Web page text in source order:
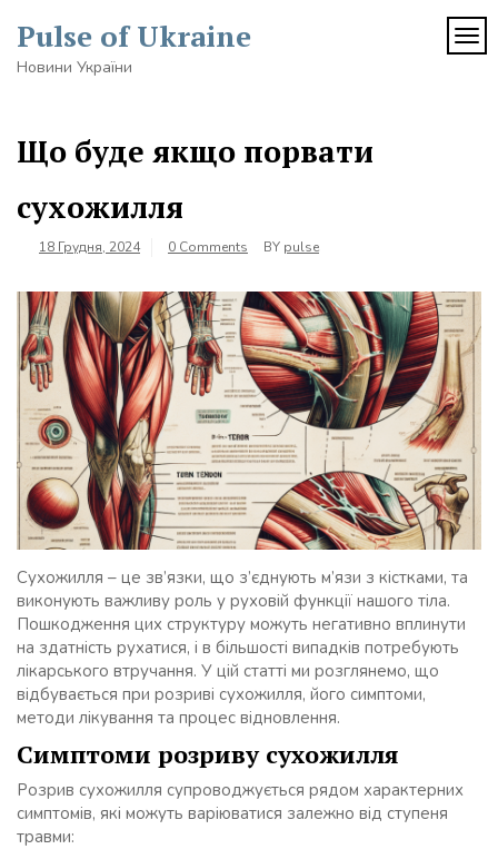
content
Pulse of Ukraine
Новини України
Що буде якщо порвати
сухожилля
18 Грудня, 2024 0 Comments BY pulse
Сухожилля – це зв’язки, що з’єднують м’язи з кістками, та
виконують важливу роль у руховій функції нашого тіла.
Пошкодження цих структуру можуть негативно вплинути
на здатність рухатися, і в більшості випадків потребують
лікарського втручання. У цій статті ми розглянемо, що
відбувається при розриві сухожилля, його симптоми,
методи лікування та процес відновлення.
Симптоми розриву сухожилля
Розрив сухожилля супроводжується рядом характерних
симптомів, які можуть варіюватися залежно від ступеня
травми: